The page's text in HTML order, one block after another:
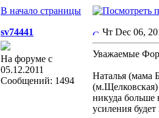
В начало страницы
sv74441
На форуме с
05.12.2011
Сообщений: 1494
Чт Dec 06,
Уважаемые
Наталья (мама
(м.Щелковская)
никуда больше
усиления